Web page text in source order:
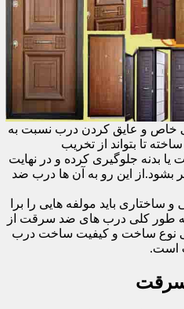
خاص و عایق کردن درب نسبت به
تا بتواند از تخریب
بدنه جلوگیری کرده و در نهایت
بشود.از این رو به آن ها درب ضد
باید مولفه هایی را برا
به طور کلی درب های ضد سرقت از
نوع ساخت و کیفیت ساخت درب
است.